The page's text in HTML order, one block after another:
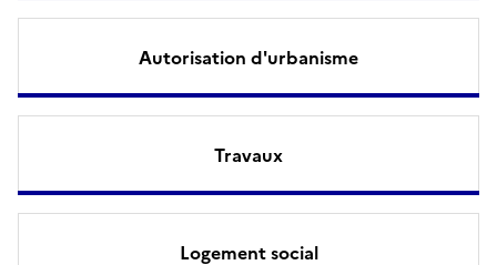
Autorisation d'urbanisme
Travaux
Logement social